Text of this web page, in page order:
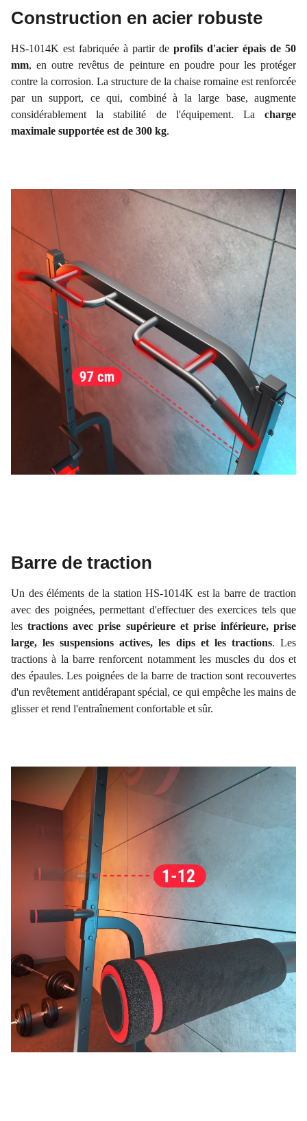
Construction en acier robuste
HS-1014K est fabriquée à partir de profils d'acier épais de 50
mm, en outre revêtus de peinture en poudre pour les protéger
contre la corrosion. La structure de la chaise romaine est renforcée
par un support, ce qui, combiné à la large base, augmente
considérablement la stabilité de l'équipement. La charge
maximale supportée est de 300 kg.
Barre de traction
Un des éléments de la station HS-1014K est la barre de traction
avec des poignées, permettant d'effectuer des exercices tels que
lestractions avec prise supérieure et prise inférieure, prise
large, les suspensions actives, les dips et les tractions. Les
tractions à la barre renforcent notamment les muscles du dos et
des épaules. Les poignées de la barre de traction sont recouvertes
d'un revêtement antidérapant spécial, ce qui empêche les mains de
glisser et rend l'entraînement confortable et sûr.